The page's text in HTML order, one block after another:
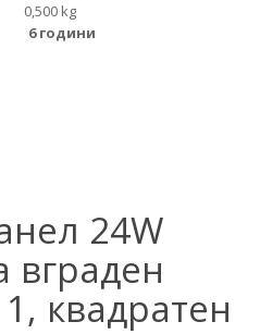
kg
24W
вграден
квадратен